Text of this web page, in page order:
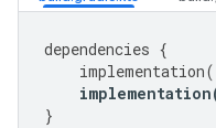
dependencies {
implementation(
implementation
}